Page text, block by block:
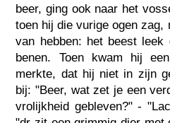
beer, ging ook naar het
toen hij die vurige ogen
van hebben: het beest
benen. Toen kwam hij
merkte, dat hij niet in zijn
bij: "Beer, wat zet je een
vrolijkheid gebleven?" -